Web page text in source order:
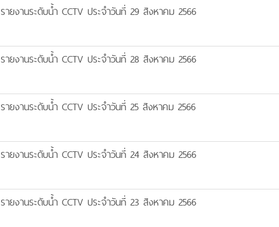
รายงานระดับน้ำ CCTV ประจำวันที่ 29 สิงหาคม 2566
รายงานระดับน้ำ CCTV ประจำวันที่ 28 สิงหาคม 2566
รายงานระดับน้ำ CCTV ประจำวันที่ 25 สิงหาคม 2566
รายงานระดับน้ำ CCTV ประจำวันที่ 24 สิงหาคม 2566
รายงานระดับน้ำ CCTV ประจำวันที่ 23 สิงหาคม 2566